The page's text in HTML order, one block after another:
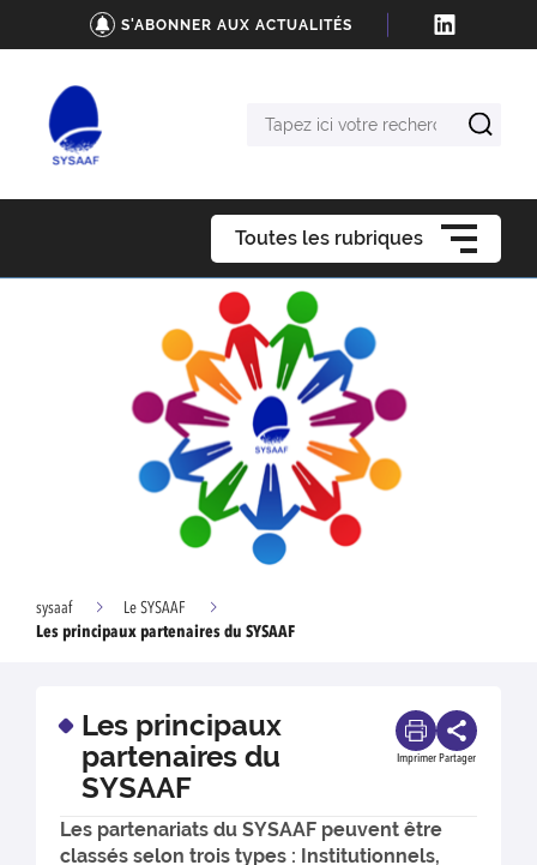
S'ABONNER AUX ACTUALITÉS
Toutes les rubriques
sysaaf
Le SYSAAF
Les principaux partenaires du SYSAAF
Les principaux
partenaires du
SYSAAF
Imprimer Partager
Les partenariats du SYSAAF peuvent être
classés selon trois types : Institutionnels,